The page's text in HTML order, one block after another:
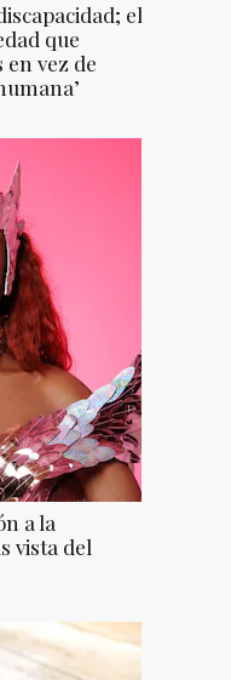
el
que
vez de
a la
vista del